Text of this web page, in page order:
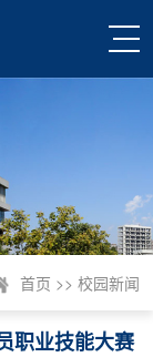
首页 >> 校园新闻
职业技能大赛